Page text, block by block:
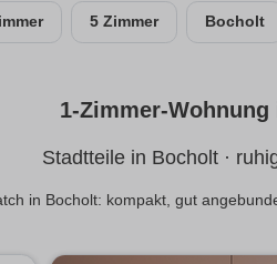
5 Zimmer Bocholt
1-Zimmer-
Stadtteile in Bocholt ·
in Bocholt: kompakt, gut